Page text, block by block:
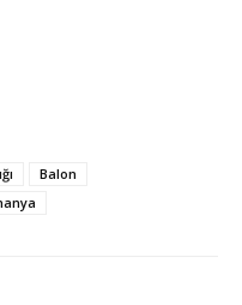
Balon